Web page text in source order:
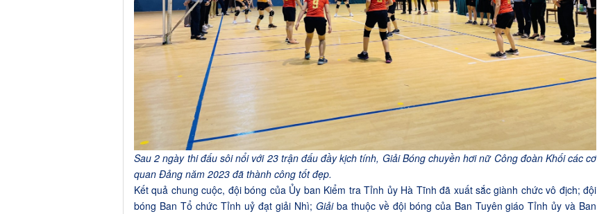
Sau 2 ngày thi đấu sôi nổi với 23 trận đấu đầy kịch tính, Giải Bóng chuyền hơi nữ Công đoàn Khối các cơ
quan Đảng năm 2023 đã thành công tốt đẹp.
Kết quả chung cuộc, đội bóng của Ủy ban Kiểm tra Tỉnh ủy Hà Tĩnh đã xuất sắc giành chức vô địch; đội
bóng Ban Tổ chức Tỉnh uỷ đạt giải Nhì; Giải ba thuộc về đội bóng của Ban Tuyên giáo Tỉnh ủy và Ban